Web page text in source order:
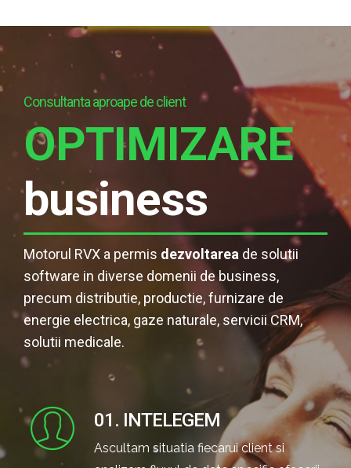
Consultanta aproape de client
OPTIMIZARE
business
Motorul RVX a permis dezvoltarea de solutii
software in diverse domenii de business,
precum distributie, productie, furnizare de
energie electrica, gaze naturale, servicii CRM,
solutii medicale.
01. INTELEGEM
Ascultam situatia fiecarui client si